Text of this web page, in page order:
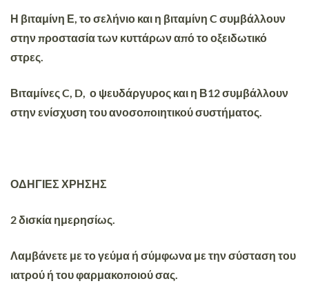
Η βιταμίνη Ε, τοσελήνιο και η βιταμίνη C συμβάλλουν
στην προστασία των κυττάρων από το οξειδωτικό
στρες.
Βιταμίνες C, D, ο ψευδάργυρος και η Β12συμβάλλουν
στην ενίσχυση του ανοσοποιητικού συστήματος.
ΟΔΗΓΙΕΣ ΧΡΗΣΗΣ
2 δισκία ημερησίως.
Λαμβάνετε με το γεύμα ή σύμφωνα με την σύσταση του
ιατρού ή του φαρμακοποιού σας.